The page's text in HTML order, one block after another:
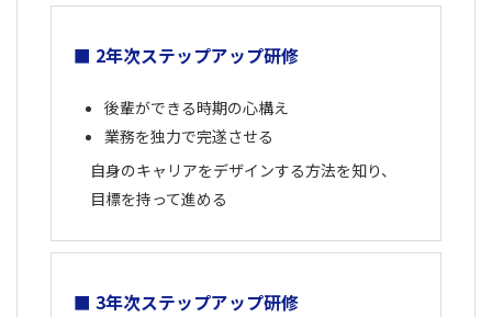
■ 2年次ステップアップ研修
後輩ができる時期の心構え
業務を独力で完遂させる
自身のキャリアをデザインする方法を知り、
目標を持って進める
■ 3年次ステップアップ研修